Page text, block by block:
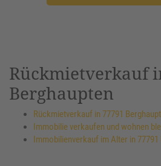
Rückmietverkauf
Berghaupten
Rückmietverkauf in 77791
Immobilie verkaufen und wohnen
Immobilienverkauf im Alter in 77791